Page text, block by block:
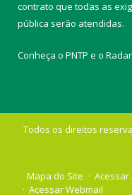
contrato que todas as
pública serão atendidas.
Conheça o PNTP e o
Todos os direitos
Mapa do Site
Acessar
Acessar Webmail